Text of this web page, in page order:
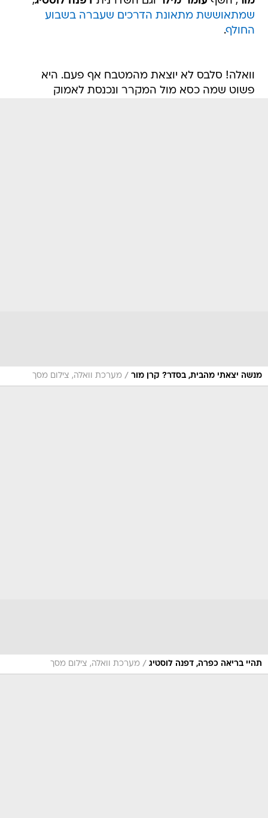
שמתאוששת מתאונת הדרכים שעברה בשבוע
החולף.
וואלה! סלבס לא יוצאת מהמטבח אף פעם. היא
פשוט שמה כסא מול המקרר ונכנסת לאמוק
מנשה יצאתי מהבית, בסדר? קרן מור / מערכת וואלה, צילום מסך
תהיי בריאה כפרה, דפנה לוסטיג / מערכת וואלה, צילום מסך